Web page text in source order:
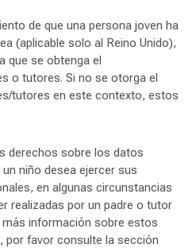
de que una persona joven ha
(aplicable solo al Reino Unido),
que se obtenga el
o tutores. Si no se otorga el
tutores en este contexto, estos
derechos sobre los datos
niño desea ejercer sus
en algunas circunstancias
realizadas por un padre o tutor
información sobre estos
por favor consulte la sección